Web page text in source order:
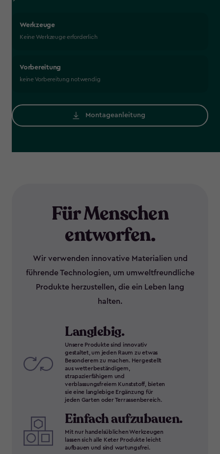
Werkzeuge
Keine Werkzeuge erforderlich
Vorbereitung
keine Vorbereitung notwendig
Montageanleitung
Für Menschen
entworfen.
Wir verwenden innovative Materialien und
führende Technologien, um umweltfreundliche
Produkte herzustellen, die ein Leben lang
halten.
Langlebig.
Unsere Produkte sind innovativ
gestaltet, um jeden Raum zu etwas
Besonderem zu machen. Hergestellt
aus wetterbeständigem,
strapazierfähigem und
verblassungsfreiem Kunststoff, bieten
sie eine langlebige Ergänzung für
jeden Garten oder Terrassenbereich.
Einfach aufzubauen.
Mit nur handelsüblichen Werkzeugen
lassen sich alle Keter Produkte leicht
aufbauen und sind wartungsfrei.